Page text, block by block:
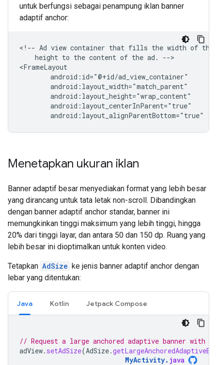
untuk berfungsi sebagai penampung iklan banner
adaptif anchor:
<!-- Ad view container that fills the width of the
height to the content of the ad.
-->
android:layout_alignParentBottom="true"
Menetapkan ukuran iklan
Banner adaptif besar menyediakan format yang lebih besar
yang dirancang untuk tata letak non-scroll. Dibandingkan
dengan banner adaptif anchor standar, banner ini
memungkinkan tinggi maksimum yang lebih tinggi, hingga
20% dari tinggi layar, dan antara 50 dan 150 dp. Ruang yang
lebih besar ini dioptimalkan untuk konten video.
Tetapkan AdSize ke jenis banner adaptif anchor dengan
lebar yang ditentukan:
Java Kotlin Jetpack Compose
// Request a large anchored adaptive banner with
adView. setAdSize(AdSize.
MyActivity. java